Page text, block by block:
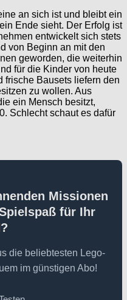
an sich ist und bleibt ein
Ende sieht. Der Erfolg ist
entwickelt sich stets
von Beginn an mit den
geworden, die weiterhin
für die Kinder von heute
frische Bausets liefern den
zu wollen. Aus
ein Mensch besitzt,
Schlecht schaut es dafür
Missionen
für Ihr
die beliebtesten Lego-
im günstigen Abo!